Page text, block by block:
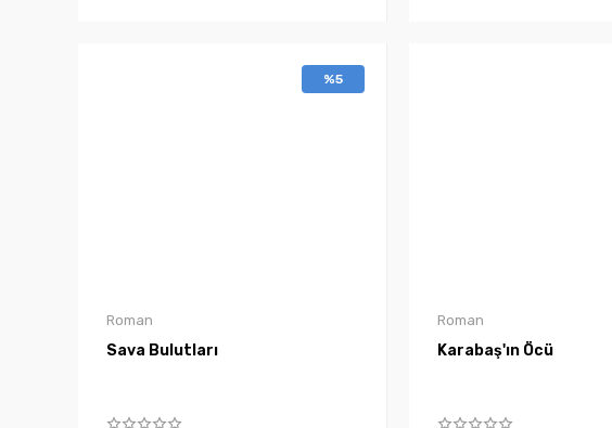
%5
Roman
Sava Bulutları
Roman
Karabaş'ın Öcü